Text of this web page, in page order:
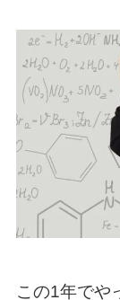
この1年でや